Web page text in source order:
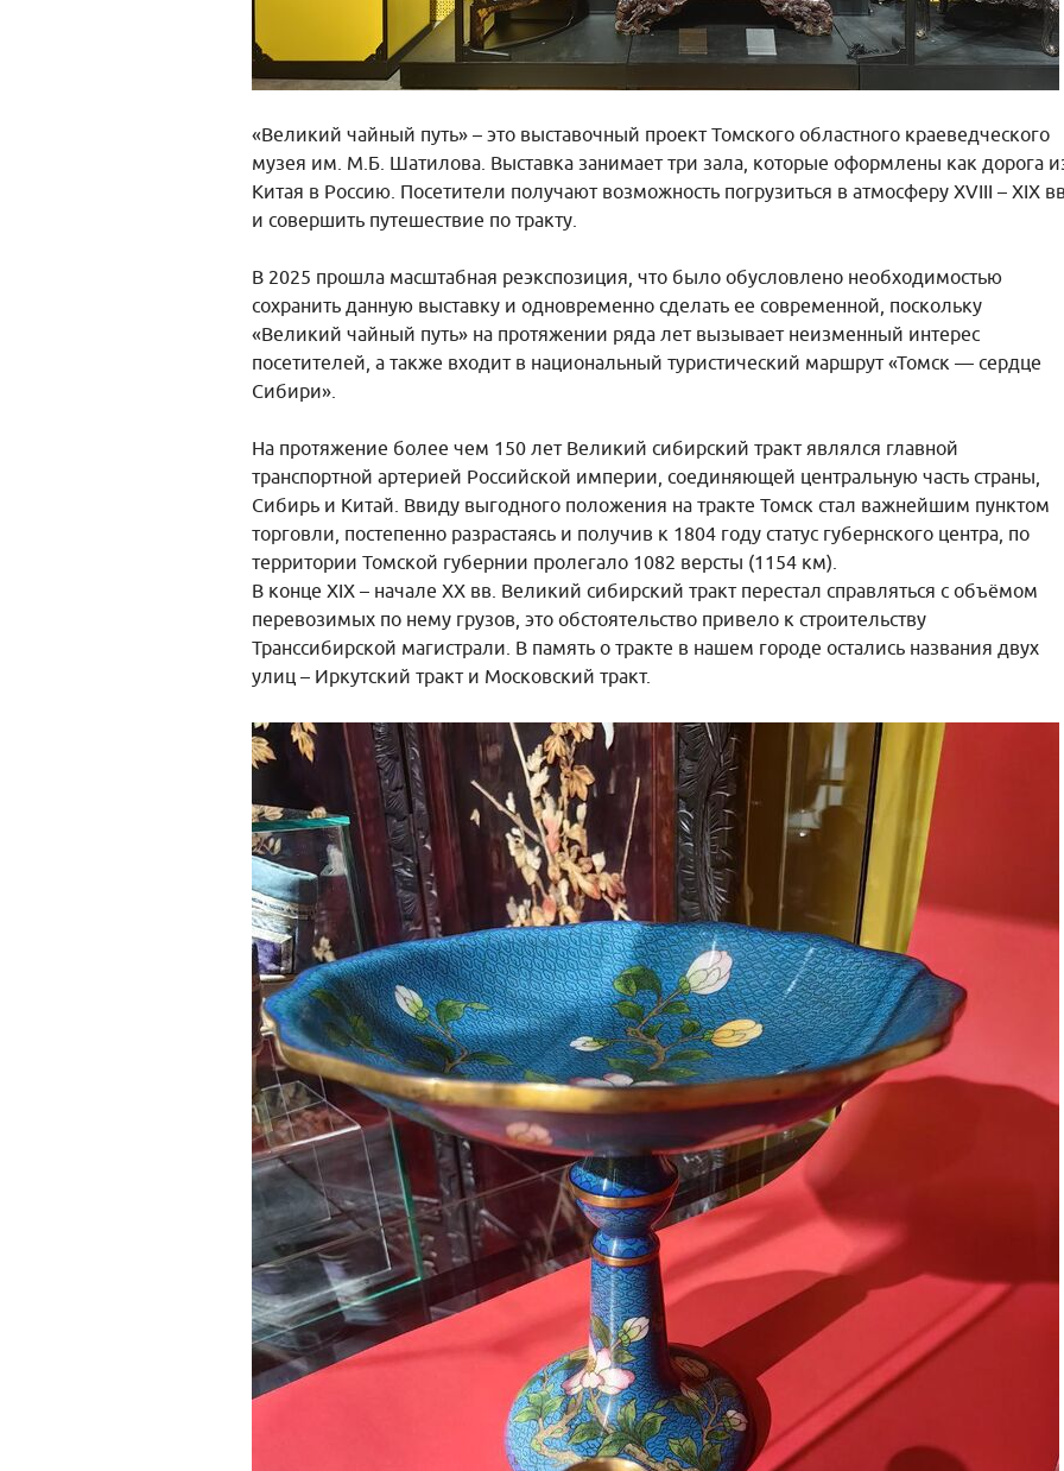
«Великий чайный путь» – это выставочный проект Томского областного краеведческого
музея им. М.Б. Шатилова. Выставка занимает три зала, которые оформлены как дорога
Китая в Россию. Посетители получают возможность погрузиться в атмосферу XVIII – XIX
и совершить путешествие по тракту.
В 2025 прошла масштабная реэкспозиция, что было обусловлено необходимостью
сохранить данную выставку и одновременно сделать ее современной, поскольку
«Великий чайный путь» на протяжении ряда лет вызывает неизменный интерес
посетителей, а также входит в национальный туристический маршрут «Томск — сердце
Сибири».
На протяжение более чем 150 лет Великий сибирский тракт являлся главной
транспортной артерией Российской империи, соединяющей центральную часть страны,
Сибирь и Китай. Ввиду выгодного положения на тракте Томск стал важнейшим пунктом
торговли, постепенно разрастаясь и получив к 1804 году статус губернского центра, по
территории Томской губернии пролегало 1082 версты (1154 км).
В конце XIX – начале XX вв. Великий сибирский тракт перестал справляться с объёмом
перевозимых по нему грузов, это обстоятельство привело к строительству
Транссибирской магистрали. В память о тракте в нашем городе остались названия двух
улиц – Иркутский тракт и Московский тракт.